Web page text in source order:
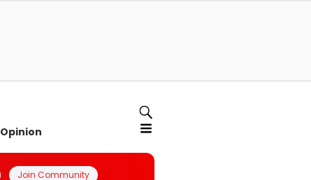
Opinion
Join Community